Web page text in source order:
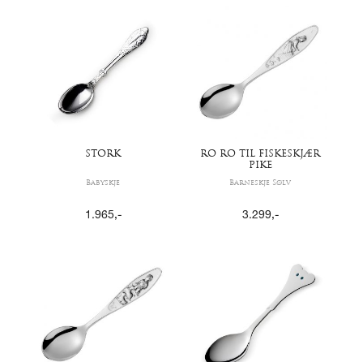
STORK
Babyskje
1.965,-
RO RO TIL FISKESKJÆR
PIKE
Barneskje Sølv
3.299,-